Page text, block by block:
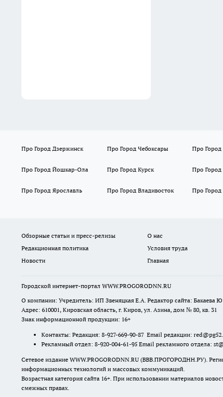
Про Город Дзержинск Про Город Чебоксары Про Город
Про Город Йошкар-Ола Про Город Курск Про
Про Город Ярославль Про Город Владивосток Про Город
Обзорные статьи и пресс-релизы
О нас
Редакционная политика
Условия труда
Новости
Главная
Городской интернет-портал WWW.PROGORODNN.RU
О компании: Учредитель: ИП Звеняцкая Е.А. Редактор сайта: Бакаева
Адрес: 610001, Кировская область, г. Киров, ул. Азина, дом № 80, кв. 31
Знак информационной продукции: 16+
Контакты: Редакция: 8-927-669-90-87 Email редакции:
Рекламный отдел: 8-920-004-61-95 Email рекламного отдела:
Сетевое издание WWW.PROGORODNN.RU (ВВВ.ПРОГОРОДНН.РУ).
информационных технологий и массовых коммуникаций.
Возрастная категория сайта 16+. При использовании материалов
смежных правах.